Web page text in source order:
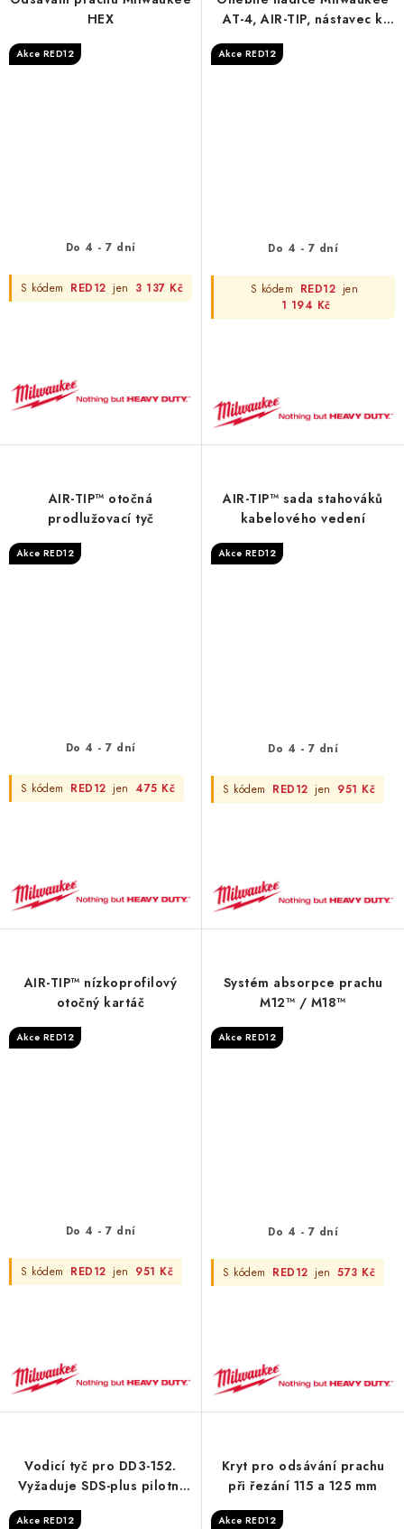
HEX
Akce RED12
Do 4 - 7 dní
S kódem RED12 jen 3 137 Kč
AT-4, AIR-TIP, nástavec k
flexibilní hadice
Akce RED12
Do 4 - 7 dní
S kódem RED12 jen
1 194 Kč
AIR-TIP™ otočná
prodlužovací tyč
Akce RED12
Do 4 - 7 dní
S kódem RED12 jen 475 Kč
AIR-TIP™ sada stahováků
kabelového vedení
Akce RED12
Do 4 - 7 dní
S kódem RED12 jen 951 Kč
AIR-TIP™ nízkoprofilový
otočný kartáč
Akce RED12
Do 4 - 7 dní
S kódem RED12 jen 951 Kč
Systém absorpce prachu
M12™ / M18™
Akce RED12
Do 4 - 7 dní
S kódem RED12 jen 573 Kč
Vodicí tyč pro DD3-152.
Vyžaduje SDS-plus pilotní
vrták (⌀ 8 x 110 mm)
Akce RED12
Kryt pro odsávání prachu
při řezání 115 a 125 mm
Akce RED12